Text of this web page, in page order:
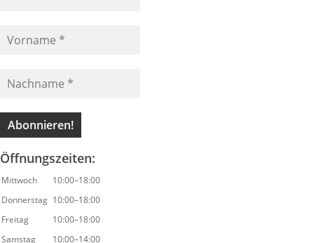
Öffnungszeiten:
Mittwoch
10:00–18:00
Donnerstag 10:00–18:00
Freitag
10:00–18:00
Samstag
10:00–14:00